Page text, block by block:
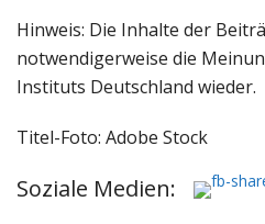
Hinweis: Die Inhalte der
notwendigerweise die
Instituts Deutschland wieder.
Titel-Foto: Adobe Stock
Soziale Medien: